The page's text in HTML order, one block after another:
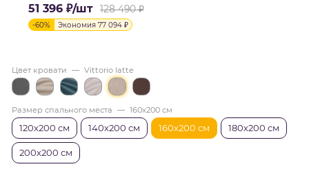
51 396 ₽/шт 128 490₽
-60% Экономия 77 094 ₽
Цвет кровати — Vittorio latte
Размер спального места — 160х200 см
120х200 см 140х200 см 160х200 см 180х200 см
200х200 см